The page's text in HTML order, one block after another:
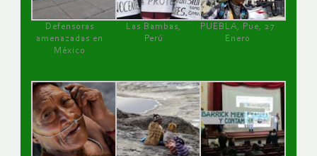
Defensoras
amenazadas en
México
Las Bambas,
Perú
PUEBLA, Pue, 27
Enero